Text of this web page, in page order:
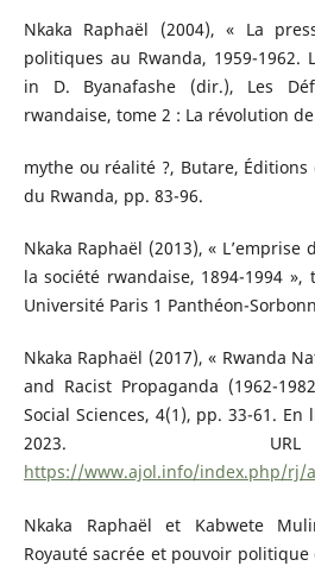
Nkaka Raphaël (2004), « La
politiques au Rwanda, 1959-1962.
in D. Byanafashe (dir.), Les
rwandaise, tome 2 : La révolution
mythe ou réalité ?, Butare,
du Rwanda, pp. 83-96.
Nkaka Raphaël (2013), «
la société rwandaise, 1894-1994 »,
Université Paris 1 Panthéon-
Nkaka Raphaël (2017), « Rwanda
and Racist Propaganda (1962-
Social Sciences, 4(1), pp. 33-61.
2023.
https://www.ajol.info/index.php/rj/
Nkaka Raphaël et Kabwete
Royauté sacrée et pouvoir politique